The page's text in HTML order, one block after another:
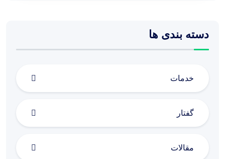
دسته بندی ها
خدمات
گفتار
مقالات